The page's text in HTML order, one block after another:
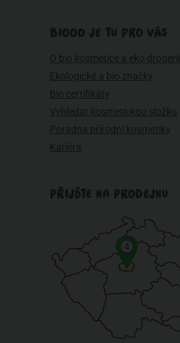
BIOOO JE TU PRO VÁS
O bio kosmetice a eko drogerii
Ekologické a bio značky
Bio certifikáty
Vyhledat kosmetickou složku
Poradna přírodní kosmetiky
Kariéra
PŘIJĎTE NA PRODEJNU
4